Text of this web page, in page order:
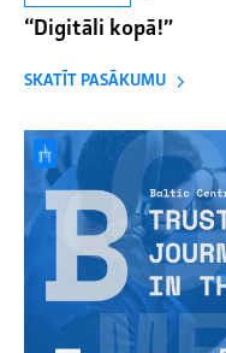
“Digitāli kopā!”
SKATĪT PASĀKUMU